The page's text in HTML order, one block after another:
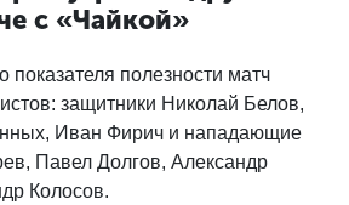
с «Чайкой»
показателя полезности матч
защитники Николай Белов,
Иван Фирич и нападающие
Павел Долгов, Александр
Колосов.